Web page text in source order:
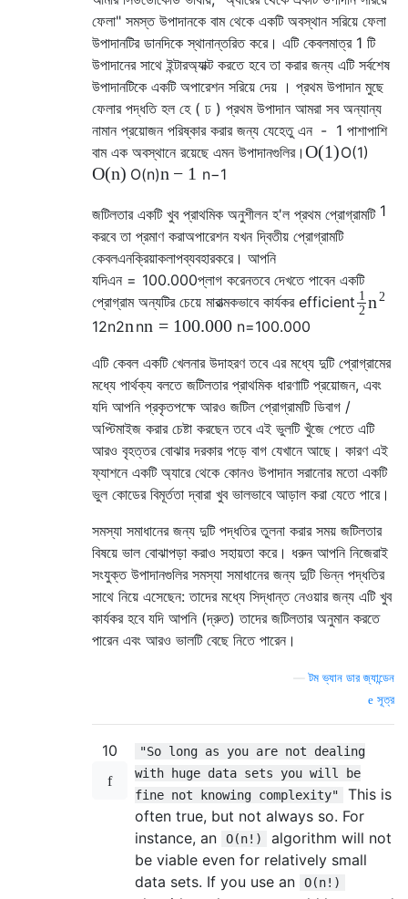
ফেলা" সমস্ত উপাদানকে বাম থেকে একটি অবস্থান সরিয়ে ফেলা
উপাদানটির ডানদিকে স্থানান্তরিত করে। এটি কেবলমাত্র 1 টি
উপাদানের সাথে ইন্টারঅ্যাক্ট করতে হবে তা করার জন্য এটি সর্বশেষ
উপাদানটিকে একটি অপারেশন সরিয়ে দেয় । প্রথম উপাদান মুছে
ফেলার পদ্ধতি হল হে ( ঢ ) প্রথম উপাদান আমরা সব অন্যান্য
নামান প্রয়োজন পরিষ্কার করার জন্য যেহেতু এন - 1 পাশাপাশি
বাম এক অবস্থানে রয়েছে এমন উপাদানগুলির। O(1)O(1)
O(n) O(n)n − 1 n−1
জটিলতার একটি খুব প্রাথমিক অনুশীলন হ'ল প্রথম প্রোগ্রামটি 1
করবে তা প্রমাণ করাঅপারেশন যখন দ্বিতীয় প্রোগ্রামটি
কেবলএনক্রিয়াকলাপব্যবহারকরে। আপনি
যদিএন = 100.000প্লাগ করেনতবে দেখতে পাবেন একটি
প্রোগ্রাম অন্যটির চেয়ে মারাত্মকভাবে কার্যকর efficient 1
2 n 2
12n2n nn = 100.000 n=100.000
এটি কেবল একটি খেলনার উদাহরণ তবে এর মধ্যে দুটি প্রোগ্রামের
মধ্যে পার্থক্য বলতে জটিলতার প্রাথমিক ধারণাটি প্রয়োজন, এবং
যদি আপনি প্রকৃতপক্ষে আরও জটিল প্রোগ্রামটি ডিবাগ /
অপ্টিমাইজ করার চেষ্টা করছেন তবে এই ভুলটি খুঁজে পেতে এটি
আরও বৃহত্তর বোঝার দরকার পড়ে বাগ যেখানে আছে। কারণ এই
ফ্যাশনে একটি অ্যারে থেকে কোনও উপাদান সরানোর মতো একটি
ভুল কোডের বিমূর্ততা দ্বারা খুব ভালভাবে আড়াল করা যেতে পারে।
সমস্যা সমাধানের জন্য দুটি পদ্ধতির তুলনা করার সময় জটিলতার
বিষয়ে ভাল বোঝাপড়া করাও সহায়তা করে। ধরুন আপনি নিজেরাই
সংযুক্ত উপাদানগুলির সমস্যা সমাধানের জন্য দুটি ভিন্ন পদ্ধতির
সাথে নিয়ে এসেছেন: তাদের মধ্যে সিদ্ধান্ত নেওয়ার জন্য এটি খুব
কার্যকর হবে যদি আপনি (দ্রুত) তাদের জটিলতার অনুমান করতে
পারেন এবং আরও ভালটি বেছে নিতে পারেন।
—টম ভ্যান ডার জ্যান্ডেন
সূত্র
10
"So long as you are not dealing
with huge data sets you will be
fine not knowing complexity"
This is
often true, but not always so. For
instance, an
O(n!)
algorithm will not
be viable even for relatively small
data sets. If you use an
O(n!)